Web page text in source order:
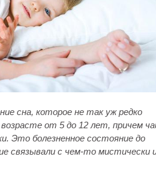
сна, которое не так уж редко
от 5 до 12 лет, причем
Это болезненное состояние до
связывали с чем-то мистически